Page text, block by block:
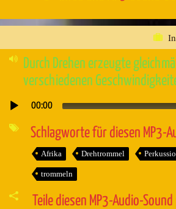
Durch Drehen erzeugte
verschiedenen
Audio-
00:00
Schlagworte für diesen MP3-
Afrika Drehtrommel
trommeln
Teile diesen MP3-Audio-